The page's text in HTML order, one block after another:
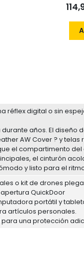
réflex digital o sin
años. El
AW Cover ? y
el compartimento
el cinturón
y listo para el
o kit de drones
QuickDoor
portátil y
artículos personales.
para una protección